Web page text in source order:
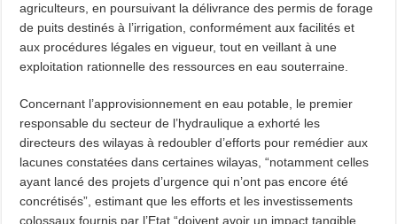
agriculteurs, en poursuivant la délivrance des permis de forage
de puits destinés à l’irrigation, conformément aux facilités et
aux procédures légales en vigueur, tout en veillant à une
exploitation rationnelle des ressources en eau souterraine.
Concernant l’approvisionnement en eau potable, le premier
responsable du secteur de l’hydraulique a exhorté les
directeurs des wilayas à redoubler d’efforts pour remédier aux
lacunes constatées dans certaines wilayas, “notamment celles
ayant lancé des projets d’urgence qui n’ont pas encore été
concrétisés”, estimant que les efforts et les investissements
colossaux fournis par l’Etat “doivent avoir un impact tangible